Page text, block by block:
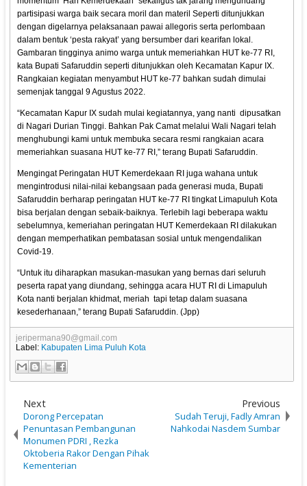
partisipasi warga baik secara moril dan materil Seperti ditunjukkan
dengan digelarnya pelaksanaan pawai allegoris serta perlombaan
dalam bentuk ‘pesta rakyat’ yang bersumber dari kearifan lokal.
Gambaran tingginya animo warga untuk memeriahkan HUT ke-77 RI,
kata Bupati Safaruddin seperti ditunjukkan oleh Kecamatan Kapur IX.
Rangkaian kegiatan menyambut HUT ke-77 bahkan sudah dimulai
semenjak tanggal 9 Agustus 2022.
“Kecamatan Kapur IX sudah mulai kegiatannya, yang nanti dipusatkan
di Nagari Durian Tinggi. Bahkan Pak Camat melalui Wali Nagari telah
menghubungi kami untuk membuka secara resmi rangkaian acara
memeriahkan suasana HUT ke-77 RI,” terang Bupati Safaruddin.
Mengingat Peringatan HUT Kemerdekaan RI juga wahana untuk
mengintrodusi nilai-nilai kebangsaan pada generasi muda, Bupati
Safaruddin berharap peringatan HUT ke-77 RI tingkat Limapuluh Kota
bisa berjalan dengan sebaik-baiknya. Terlebih lagi beberapa waktu
sebelumnya, kemeriahan peringatan HUT Kemerdekaan RI dilakukan
dengan memperhatikan pembatasan sosial untuk mengendalikan
Covid-19.
“Untuk itu diharapkan masukan-masukan yang bernas dari seluruh
peserta rapat yang diundang, sehingga acara HUT RI di Limapuluh
Kota nanti berjalan khidmat, meriah tapi tetap dalam suasana
kesederhanaan,” terang Bupati Safaruddin. (Jpp)
jeripermana90@gmail.com
Label: Kabupaten Lima Puluh Kota
Next
Dorong Percepatan
Penuntasan Pembangunan
Monumen PDRI , Rezka
Oktoberia Rakor Dengan Pihak
Kementerian
Previous
Sudah Teruji, Fadly Amran
Nahkodai Nasdem Sumbar